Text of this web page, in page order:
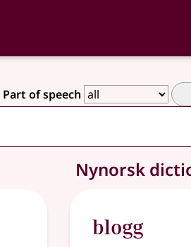
Part of speech
Nynorsk
blogg